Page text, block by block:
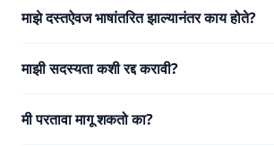
माझे दस्तऐवज भाषांतरित झाल्यानंतर काय होते?
माझी सदस्यता कशी रद्द करावी?
मी परतावा मागू शकतो का?